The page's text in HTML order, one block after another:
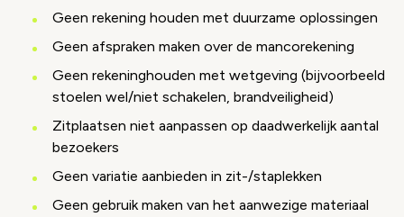
Geen rekening houden met duurzame oplossingen
Geen afspraken maken over de mancorekening
Geen rekeninghouden met wetgeving (bijvoorbeeld
stoelen wel/niet schakelen, brandveiligheid)
Zitplaatsen niet aanpassen op daadwerkelijk aantal
bezoekers
Geen variatie aanbieden in zit-/staplekken
Geen gebruik maken van het aanwezige materiaal